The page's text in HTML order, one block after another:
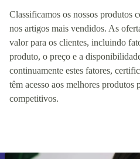
Classificamos os nossos produtos
nos artigos mais vendidos. As
valor para os clientes, incluindo
produto, o preço e a
continuamente estes fatores,
têm acesso aos melhores produtos
competitivos.